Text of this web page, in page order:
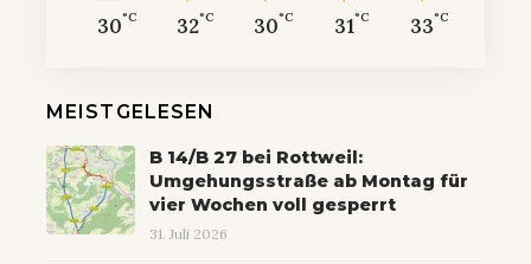
30°C 32°C 30°C 31°C 33°C
MEISTGELESEN
B 14/B 27 bei Rottweil:
Umgehungsstraße ab Montag für
vier Wochen voll gesperrt
31. Juli 2026